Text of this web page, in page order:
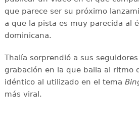
que parece ser su próximo
a que la pista es muy parecida al
dominicana.
Thalía sorprendió a sus
grabación en la que baila al ritmo
idéntico al utilizado en el tema
más viral.